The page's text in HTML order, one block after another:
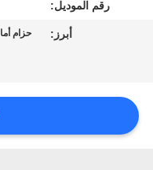
رقم الموديل:
أبرز: